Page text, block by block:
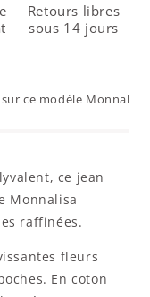
Retours libres
sous 14 jours
ce modèle Monnalisa
ce jean
Monnalisa
raffinées.
fleurs
En coton